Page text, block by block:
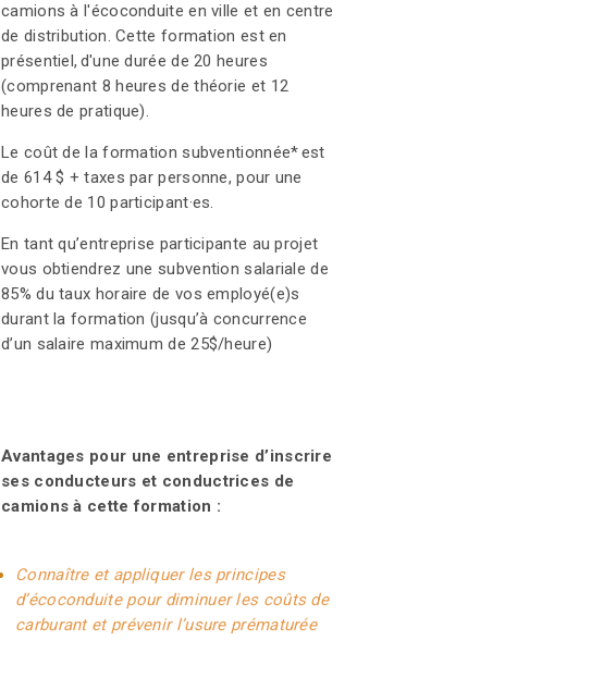
camions à l'écoconduite en ville et en centre
de distribution. Cette formation est en
présentiel, d'une durée de 20 heures
(comprenant 8 heures de théorie et 12
heures de pratique).
Le coût de la formation subventionnée* est
de 614 $ + taxes par personne, pour une
cohorte de 10 participant·es.
En tant qu’entreprise participante au projet
vous obtiendrez une subvention salariale de
85% du taux horaire de vos employé(e)s
durant la formation (jusqu’à concurrence
d’un salaire maximum de 25$/heure)
Avantages pour une entreprise d’inscrire
ses conducteurs et conductrices de
camions à cette formation :
Connaître et appliquer les principes
d’écoconduite pour diminuer les coûts de
carburant et prévenir l’usure prématurée